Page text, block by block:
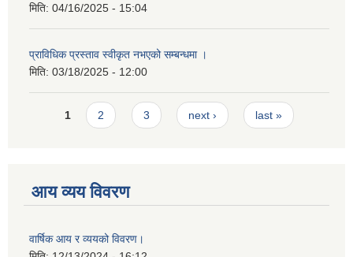
मिति: 04/16/2025 - 15:04
प्राविधिक प्रस्ताव स्वीकृत नभएको सम्बन्धमा ।
मिति: 03/18/2025 - 12:00
Pages
1 2 3 next › last »
आय व्यय विवरण
वार्षिक आय र व्ययको विवरण।